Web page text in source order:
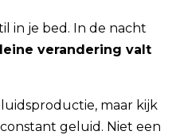
in je bed. In de nacht
verandering valt
maar kijk
geluid. Niet een